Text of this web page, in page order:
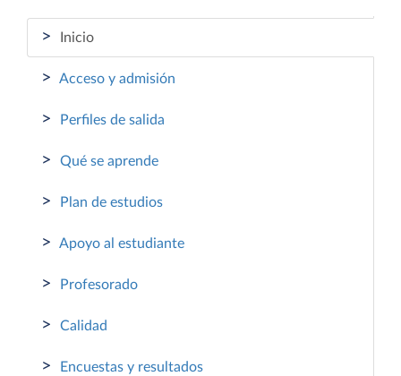
> Inicio
> Acceso y admisión
> Perfiles de salida
> Qué se aprende
> Plan de estudios
> Apoyo al estudiante
> Profesorado
> Calidad
> Encuestas y resultados